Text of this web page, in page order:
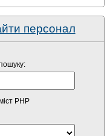
персонал
PHP